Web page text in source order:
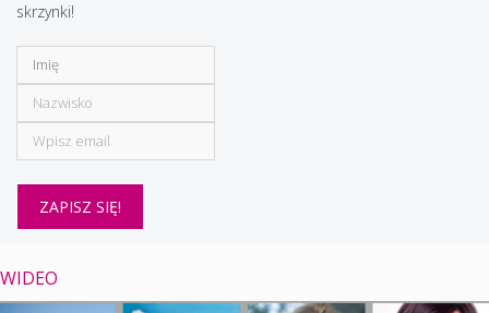
skrzynki!
WIDEO